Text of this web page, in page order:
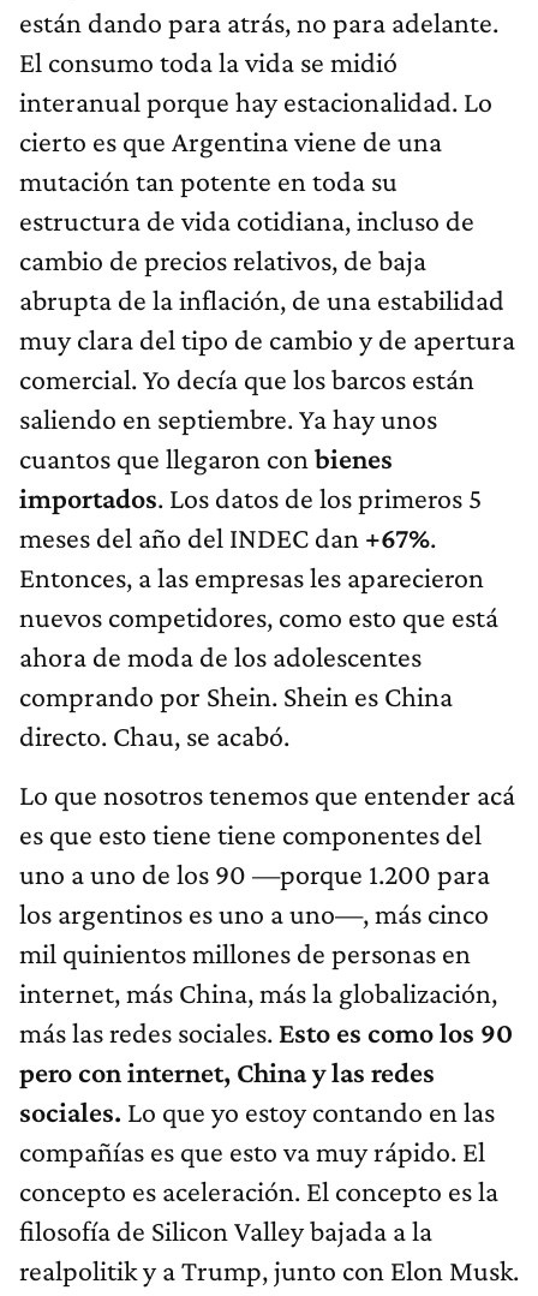
están dando para atrás, no para adelante.
El consumo toda la vida se midió
interanual porque hay estacionalidad. Lo
cierto es que Argentina viene de una
mutación tan potente en toda su
estructura de vida cotidiana, incluso de
cambio de precios relativos, de baja
abrupta de la inflación, de una estabilidad
muy clara del tipo de cambio y de apertura
comercial. Yo decía que los barcos están
saliendo en septiembre. Ya hay unos
cuantos que llegaron con bienes
importados. Los datos de los primeros 5
meses del año del INDEC dan +67%.
Entonces, a las empresas les aparecieron
nuevos competidores, como esto que está
ahora de moda de los adolescentes
comprando por Shein. Shein es China
directo. Chau, se acabó.
Lo que nosotros tenemos que entender acá
es que esto tiene tiene componentes del
uno a uno de los 90 —porque 1.200 para
los argentinos es uno a uno—, más cinco
mil quinientos millones de personas en
internet, más China, más la globalización,
más las redes sociales. Esto es como los 90
pero con internet, China y las redes
sociales. Lo que yo estoy contando en las
compañías es que esto va muy rápido. El
concepto es aceleración. El concepto es la
filosofía de Silicon Valley bajada a la
realpolitik y a Trump, junto con Elon Musk.